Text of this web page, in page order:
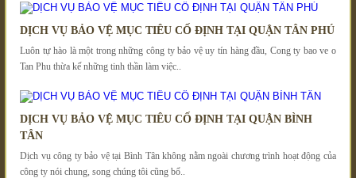
DỊCH VỤ BẢO VỆ MỤC TIÊU CỐ ĐỊNH TẠI QUẬN TÂN PHÚ
Luôn tự hào là một trong những công ty bảo vệ uy tín hàng đầu, Cong ty bao ve o
Tan Phu thừa kế những tinh thần làm việc..
DỊCH VỤ BẢO VỆ MỤC TIÊU CỐ ĐỊNH TẠI QUẬN BÌNH
TÂN
Dịch vụ công ty bảo vệ tại Bình Tân không nằm ngoài chương trình hoạt động của
công ty nói chung, song chúng tôi cũng bổ..